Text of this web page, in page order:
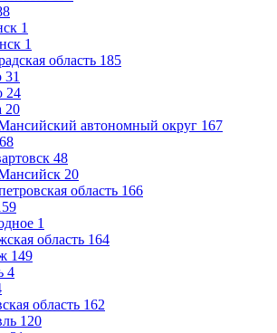
1
1
область 185
31
24
20
автономный округ 167
68
48
20
область 166
1
область 164
149
4
область 162
120